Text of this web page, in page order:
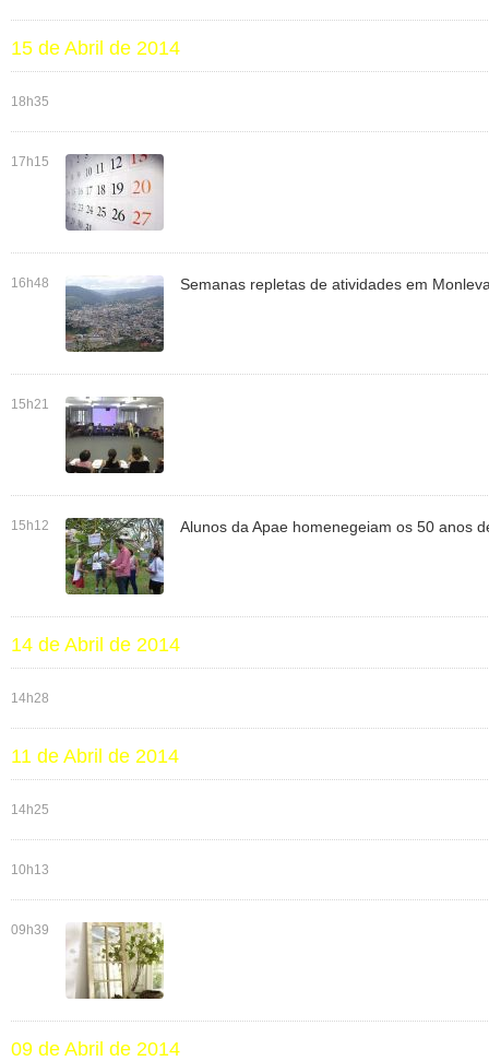
15 de Abril de 2014
18h35
17h15
16h48 Semanas repletas de atividades em
15h21
15h12 Alunos da Apae homenegeiam os 50 anos
14 de Abril de 2014
14h28
11 de Abril de 2014
14h25
10h13
09h39
09 de Abril de 2014